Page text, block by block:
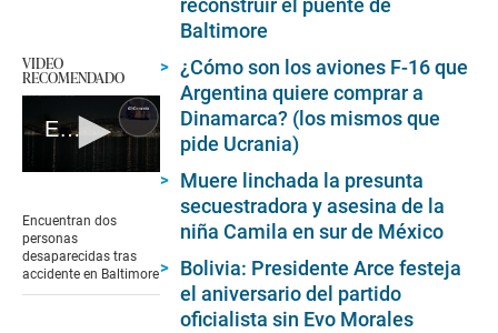
VIDEO
RECOMENDADO
EE.UU.: actualidad de accidente en puente de Baltimore
of
55
seconds
Encuentran dos
personas
desaparecidas tras
accidente en Baltimore
reconstruir el puente de
Baltimore
¿Cómo son los aviones F-16 que
Argentina quiere comprar a
Dinamarca? (los mismos que
pide Ucrania)
Muere linchada la presunta
secuestradora y asesina de la
niña Camila en sur de México
Bolivia: Presidente Arce festeja
el aniversario del partido
oficialista sin Evo Morales